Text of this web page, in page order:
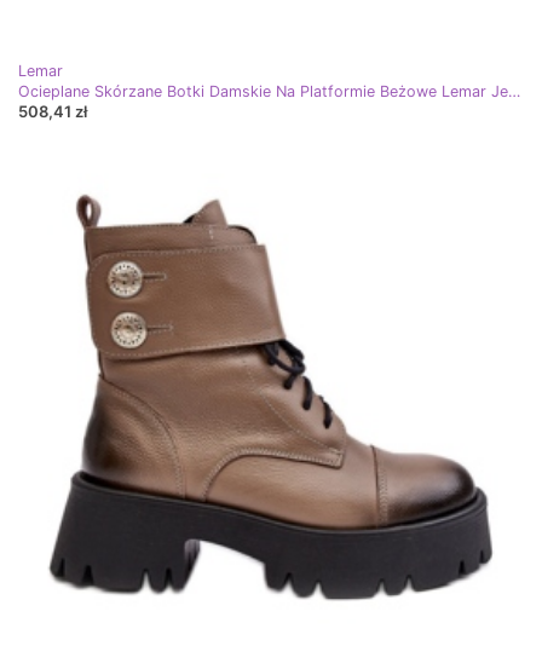
Lemar
Ocieplane Skórzane Botki Damskie Na Platformie Beżowe Lemar Jevette beżowy
508,41 zł